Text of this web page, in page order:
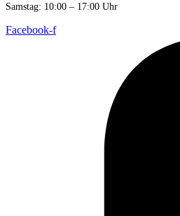
Samstag: 10:00 – 17:00 Uhr
Facebook-f